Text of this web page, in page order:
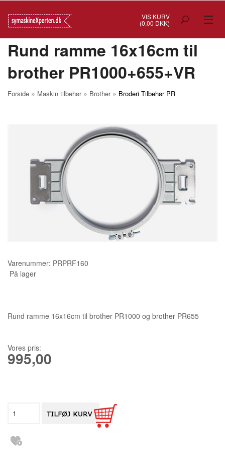
VIS KURV
(0,00 DKK)
TILBUD
SYMASKINER
BRUGTE/DEMO
MASKIN TILBEHØR
SCANNCUT
Rund ramme 16x16cm til
brother PR1000+655+VR
Forside » Maskin tilbehør» Brother» Broderi Tilbehør PR
Varenummer: PRPRF160
På lager
Rund ramme 16x16cm til brother PR1000 og brother PR655
Vores pris:
995,00